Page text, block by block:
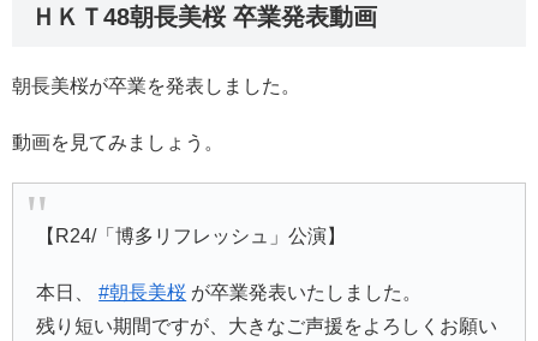
ＨＫＴ48朝長美桜 卒業発表動画
朝長美桜が卒業を発表しました。
動画を見てみましょう。
【R24/「博多リフレッシュ」公演】
本日、#朝長美桜 が卒業発表いたしました。
残り短い期間ですが、大きなご声援をよろしくお願い